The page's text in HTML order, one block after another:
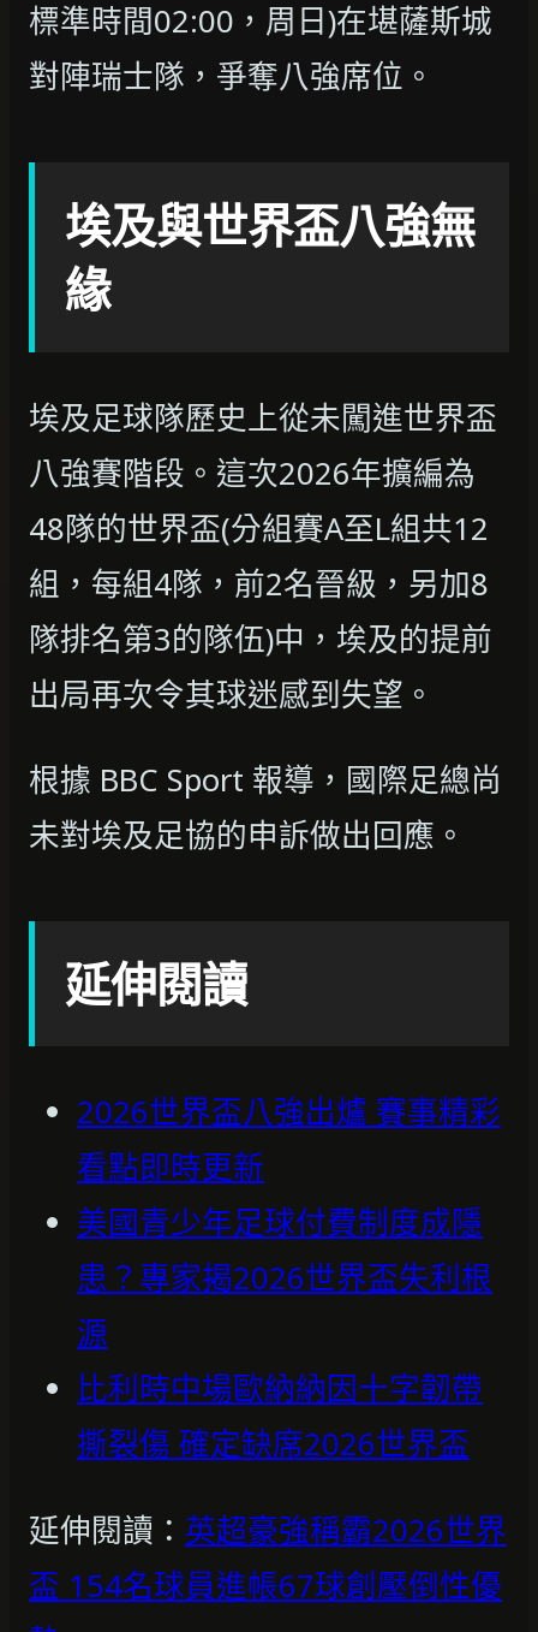
標準時間02:00，周日)在堪薩斯城
對陣瑞士隊，爭奪八強席位。
埃及與世界盃八強無
緣
埃及足球隊歷史上從未闖進世界盃
八強賽階段。這次2026年擴編為
48隊的世界盃(分組賽A至L組共12
組，每組4隊，前2名晉級，另加8
隊排名第3的隊伍)中，埃及的提前
出局再次令其球迷感到失望。
根據 BBC Sport 報導，國際足總尚
未對埃及足協的申訴做出回應。
延伸閱讀
2026世界盃八強出爐 賽事精彩
看點即時更新
美國青少年足球付費制度成隱
患？專家揭2026世界盃失利根
源
比利時中場歐納納因十字韌帶
撕裂傷 確定缺席2026世界盃
延伸閱讀： 英超豪強稱霸2026世界
盃 154名球員進帳67球創壓倒性優